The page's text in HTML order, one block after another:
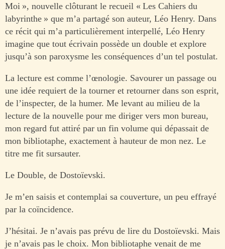
Moi », nouvelle clôturant le recueil « Les Cahiers du
labyrinthe » que m’a partagé son auteur, Léo Henry. Dans
ce récit qui m’a particulièrement interpellé, Léo Henry
imagine que tout écrivain possède un double et explore
jusqu’à son paroxysme les conséquences d’un tel postulat.
La lecture est comme l’œnologie. Savourer un passage ou
une idée requiert de la tourner et retourner dans son esprit,
de l’inspecter, de la humer. Me levant au milieu de la
lecture de la nouvelle pour me diriger vers mon bureau,
mon regard fut attiré par un fin volume qui dépassait de
mon bibliotaphe, exactement à hauteur de mon nez. Le
titre me fit sursauter.
Le Double, de Dostoïevski.
Je m’en saisis et contemplai sa couverture, un peu effrayé
par la coïncidence.
J’hésitai. Je n’avais pas prévu de lire du Dostoïevski. Mais
je n’avais pas le choix. Mon bibliotaphe venait de me